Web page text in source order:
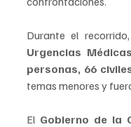
Durante el
Urgencias
personas, 66
temas menores y
El Gobierno de la